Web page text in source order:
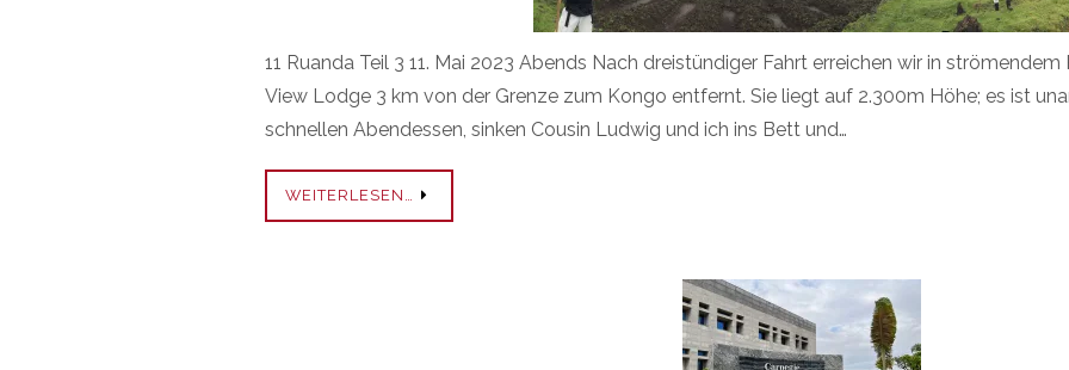
11 Ruanda Teil 3 11. Mai 2023 Abends Nach dreistündiger Fahrt erreichen wir in
View Lodge 3 km von der Grenze zum Kongo entfernt. Sie liegt auf 2.300m Höhe; es ist
schnellen Abendessen, sinken Cousin Ludwig und ich ins Bett und…
WEITERLESEN…